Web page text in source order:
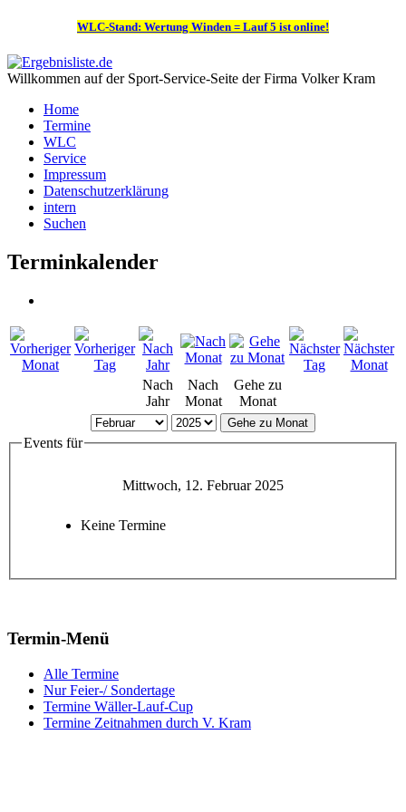
WLC-Stand: Wertung Winden = Lauf 5 ist online!
Willkommen auf der Sport-Service-Seite der Firma Volker Kram
Home
Termine
WLC
Service
Impressum
Datenschutzerklärung
intern
Suchen
Terminkalender
Nach
Jahr
Nach
Monat
Gehe zu
Monat
Gehe zu Monat
Events für
Mittwoch, 12. Februar 2025
Keine Termine
Termin-Menü
Alle Termine
Nur Feier-/ Sondertage
Termine Wäller-Lauf-Cup
Termine Zeitnahmen durch V. Kram